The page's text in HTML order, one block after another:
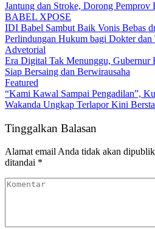
Jantung dan Stroke, Dorong
BABEL XPOSE
IDI Babel Sambut Baik Vonis Bebas
Perlindungan Hukum bagi Dokter dan
Advetorial
Era Digital Tak Menunggu,
Siap Bersaing dan Berwirausaha
Featured
“Kami Kawal Sampai Pengadilan”,
Wakanda Ungkap Terlapor Kini
Tinggalkan Balasan
Alamat email Anda tidak akan
ditandai *